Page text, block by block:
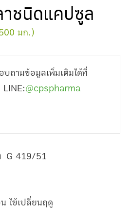
ชนิดแคปซูล
มก.)
ถามข้อมูลเพิ่มเติมได้ที่
@cpspharma
G 419/51
น ไข้เปลี่ยนฤดู